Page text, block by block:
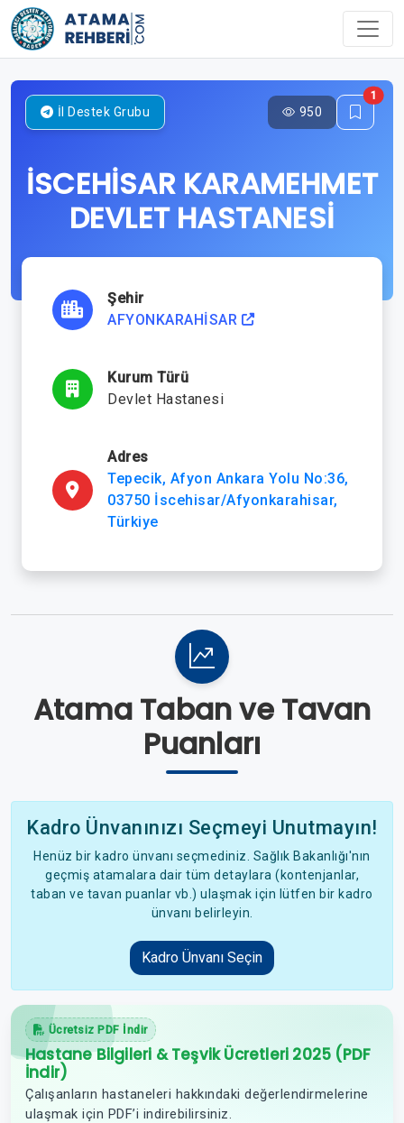
İSCEHİSAR KARAMEHMET
DEVLET HASTANESİ
İl Destek Grubu 950
1
Şehir
AFYONKARAHİSAR
Kurum Türü
Devlet Hastanesi
Adres
Tepecik, Afyon Ankara Yolu No:36,
03750 İscehisar/Afyonkarahisar,
Türkiye
Atama Taban ve Tavan
Puanları
Kadro Ünvanınızı Seçmeyi Unutmayın!
Henüz bir kadro ünvanı seçmediniz. Sağlık Bakanlığı'nın
geçmiş atamalara dair tüm detaylara (kontenjanlar,
taban ve tavan puanlar vb.) ulaşmak için lütfen bir kadro
ünvanı belirleyin.
Kadro Ünvanı Seçin
Ücretsiz PDF İndir
Hastane Bilgileri & Teşvik Ücretleri 2025 (PDF
İndir)
Çalışanların hastaneleri hakkındaki değerlendirmelerine
ulaşmak için PDF’i indirebilirsiniz.